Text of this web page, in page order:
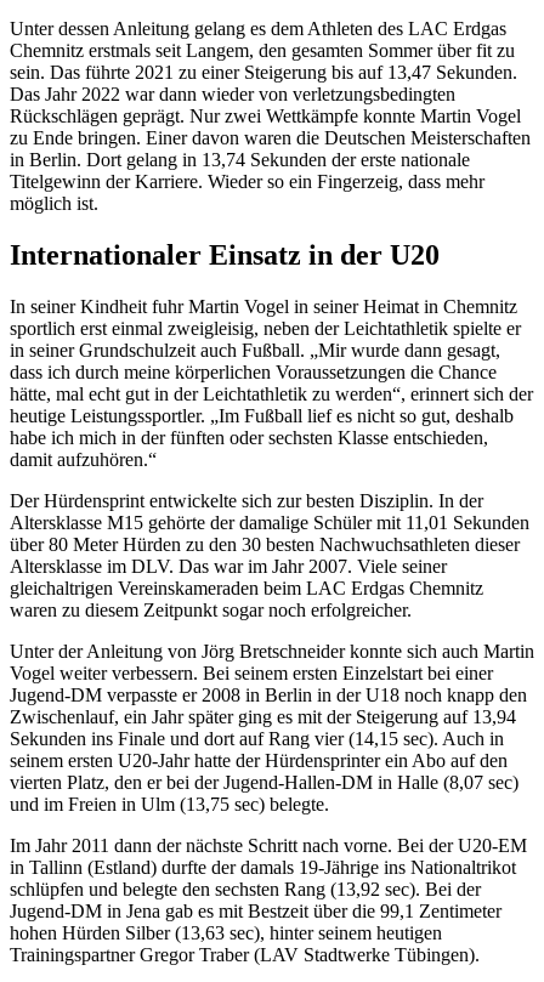
Unter dessen Anleitung gelang es dem Athleten des LAC Erdgas
Chemnitz erstmals seit Langem, den gesamten Sommer über fit zu
sein. Das führte 2021 zu einer Steigerung bis auf 13,47 Sekunden.
Das Jahr 2022 war dann wieder von verletzungsbedingten
Rückschlägen geprägt. Nur zwei Wettkämpfe konnte Martin Vogel
zu Ende bringen. Einer davon waren die Deutschen Meisterschaften
in Berlin. Dort gelang in 13,74 Sekunden der erste nationale
Titelgewinn der Karriere. Wieder so ein Fingerzeig, dass mehr
möglich ist.
Internationaler Einsatz in der U20
In seiner Kindheit fuhr Martin Vogel in seiner Heimat in Chemnitz
sportlich erst einmal zweigleisig, neben der Leichtathletik spielte er
in seiner Grundschulzeit auch Fußball. „Mir wurde dann gesagt,
dass ich durch meine körperlichen Voraussetzungen die Chance
hätte, mal echt gut in der Leichtathletik zu werden“, erinnert sich der
heutige Leistungssportler. „Im Fußball lief es nicht so gut, deshalb
habe ich mich in der fünften oder sechsten Klasse entschieden,
damit aufzuhören.“
Der Hürdensprint entwickelte sich zur besten Disziplin. In der
Altersklasse M15 gehörte der damalige Schüler mit 11,01 Sekunden
über 80 Meter Hürden zu den 30 besten Nachwuchsathleten dieser
Altersklasse im DLV. Das war im Jahr 2007. Viele seiner
gleichaltrigen Vereinskameraden beim LAC Erdgas Chemnitz
waren zu diesem Zeitpunkt sogar noch erfolgreicher.
Unter der Anleitung von Jörg Bretschneider konnte sich auch Martin
Vogel weiter verbessern. Bei seinem ersten Einzelstart bei einer
Jugend-DM verpasste er 2008 in Berlin in der U18 noch knapp den
Zwischenlauf, ein Jahr später ging es mit der Steigerung auf 13,94
Sekunden ins Finale und dort auf Rang vier (14,15 sec). Auch in
seinem ersten U20-Jahr hatte der Hürdensprinter ein Abo auf den
vierten Platz, den er bei der Jugend-Hallen-DM in Halle (8,07 sec)
und im Freien in Ulm (13,75 sec) belegte.
Im Jahr 2011 dann der nächste Schritt nach vorne. Bei der U20-EM
in Tallinn (Estland) durfte der damals 19-Jährige ins Nationaltrikot
schlüpfen und belegte den sechsten Rang (13,92 sec). Bei der
Jugend-DM in Jena gab es mit Bestzeit über die 99,1 Zentimeter
hohen Hürden Silber (13,63 sec), hinter seinem heutigen
Trainingspartner Gregor Traber (LAV Stadtwerke Tübingen).